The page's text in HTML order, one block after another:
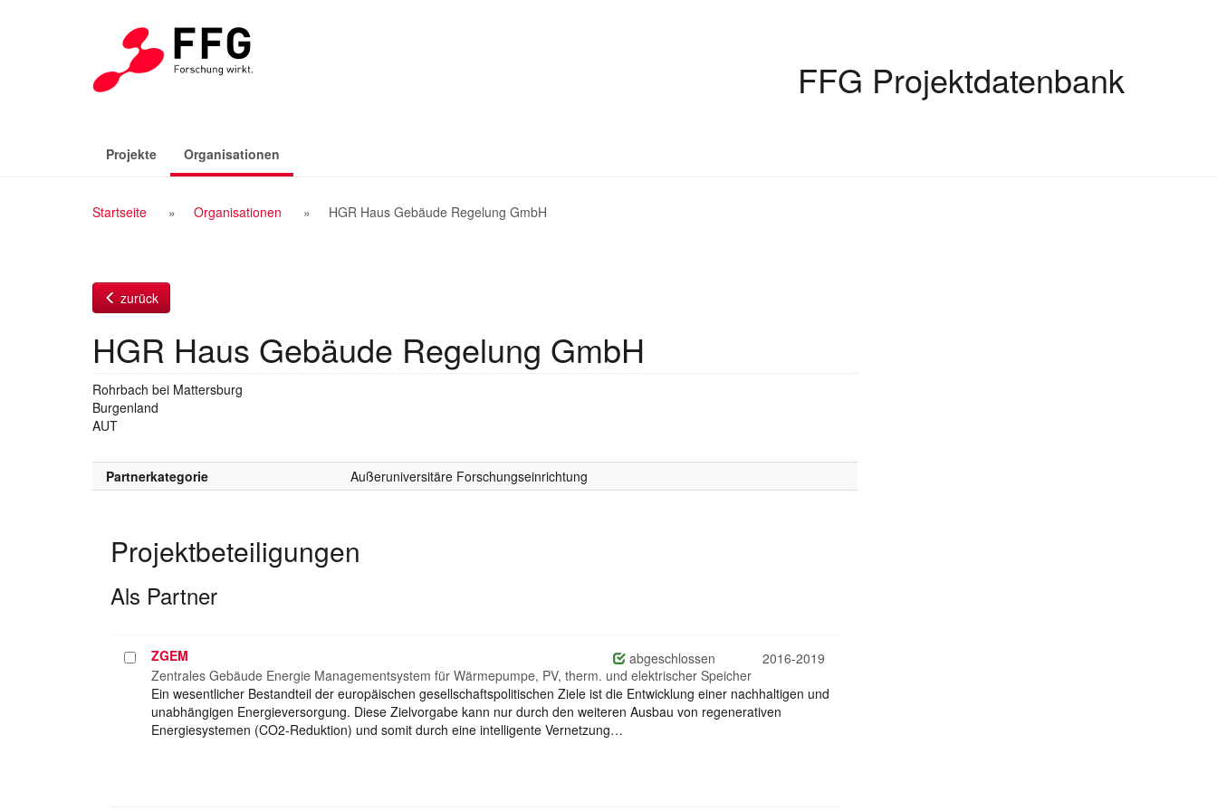
FFG Projektdatenbank
Projekte Organisationen
Breadcrumb
Startseite Organisationen HGR Haus Gebäude Regelung GmbH
zurück
HGR Haus Gebäude Regelung GmbH
Rohrbach bei Mattersburg
Burgenland
AUT
Partnerkategorie Außeruniversitäre Forschungseinrichtung
Projektbeteiligungen
Als Partner
Projekt
auswählen
ZGEM abgeschlossen
2016-2019
Zentrales Gebäude Energie Managementsystem für Wärmepumpe, PV, therm. und elektrischer Speicher
Ein wesentlicher Bestandteil der europäischen gesellschaftspolitischen Ziele ist die Entwicklung einer nachhaltigen und
unabhängigen Energieversorgung. Diese Zielvorgabe kann nur durch den weiteren Ausbau von regenerativen
Energiesystemen (CO2-Reduktion) und somit durch eine intelligente Vernetzung…